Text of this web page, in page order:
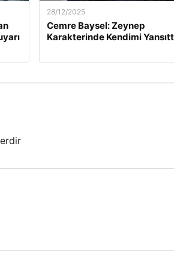
28/12/2025
Cemre Baysel: Zeynep
Karakterinde Kendimi